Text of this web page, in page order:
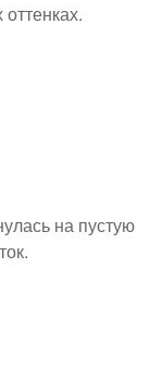
на пустую